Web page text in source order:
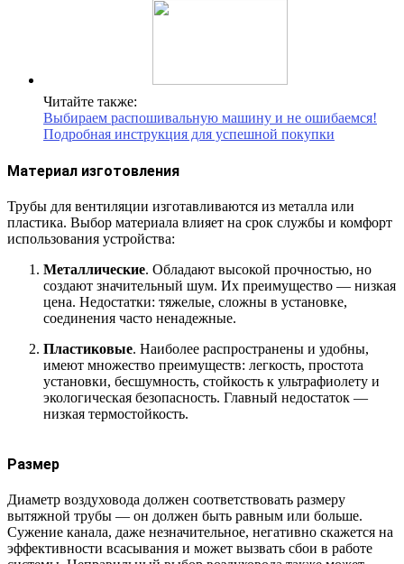
Читайте также:
Выбираем распошивальную машину и не ошибаемся!
Подробная инструкция для успешной покупки
Материал изготовления
Трубы для вентиляции изготавливаются из металла или
пластика. Выбор материала влияет на срок службы и комфорт
использования устройства:
Металлические. Обладают высокой прочностью, но
создают значительный шум. Их преимущество — низкая
цена. Недостатки: тяжелые, сложны в установке,
соединения часто ненадежные.
Пластиковые. Наиболее распространены и удобны,
имеют множество преимуществ: легкость, простота
установки, бесшумность, стойкость к ультрафиолету и
экологическая безопасность. Главный недостаток —
низкая термостойкость.
Размер
Диаметр воздуховода должен соответствовать размеру
вытяжной трубы — он должен быть равным или больше.
Сужение канала, даже незначительное, негативно скажется на
эффективности всасывания и может вызвать сбои в работе